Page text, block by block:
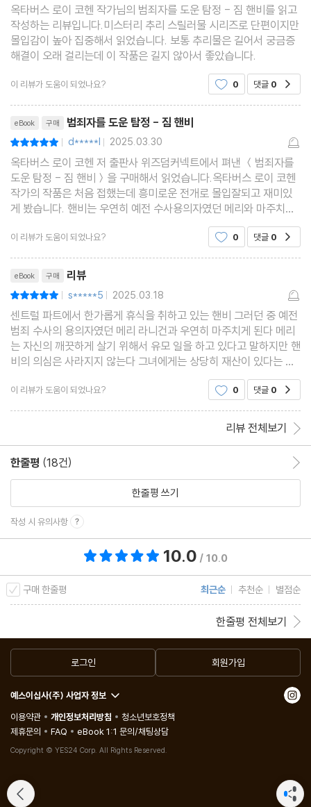
옥타버스 로이 코헨 작가님의 범죄자를 도운 탐정 - 짐 핸비를 읽고
작성하는 리뷰입니다.미스터리 추리 스릴러물 시리즈로 단편이지만
몰입감이 높아 집중해서 읽었습니다. 보통 추리물은 길어서 궁금증
해결이 오래 걸리는데 이 작품은 길지 않아서 좋았습니다.
이 리뷰가 도움이 되었나요? 0 댓글 0
eBook 구매 범죄자를 도운 탐정 - 짐 핸비
| d*****l | 2025.03.30
옥타버스 로이 코헨 저 출판사 위즈덤커넥트에서 펴낸 ＜범죄자를
도운 탐정 - 짐 핸비＞을 구매해서 읽었습니다.옥타버스 로이 코헨
작가의 작품은 처음 접했는데 흥미로운 전개로 몰입잘되고 재미있
게 봤습니다. 핸비는 우연히 예전 수사용의자였던 메리와 마주치게
되고 .유모일을 한다는 그녀가 상당한 재산을 갖고있어 핸비의 의심
은 더해가는데. 흥미로운 스토리였어요
이 리뷰가 도움이 되었나요? 0 댓글 0
eBook 구매 리뷰
| s*****5 | 2025.03.18
센트럴 파트에서 한가롭게 휴식을 취하고 있는 핸비 그러던 중 예전
범죄 수사의 용의자였던 메리 라니건과 우연히 마주치게 된다 메리
는 자신의 깨끗하게 살기 위해서 유모 일을 하고 있다고 말하지만 핸
비의 의심은 사라지지 않는다 그녀에게는 상당히 재산이 있다는 것
이 리뷰가 도움이 되었나요? 0 댓글 0
리뷰 전체보기
한줄평 (18건)
한줄평 쓰기
작성 시 유의사항
10.0 / 10.0
구매 한줄평 최근순 추천순 별점순
한줄평 전체보기
로그인 회원가입
예스이십사(주) 사업자 정보
이용약관
개인정보처리방침
청소년보호정책
제휴문의
FAQ eBook 1:1 문의/채팅상담
Copyright © YES24 Corp. All Rights Reserved.